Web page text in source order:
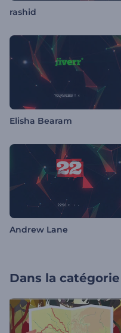
rashid
Elisha Bearam
Andrew Lane
Dans la catégorie